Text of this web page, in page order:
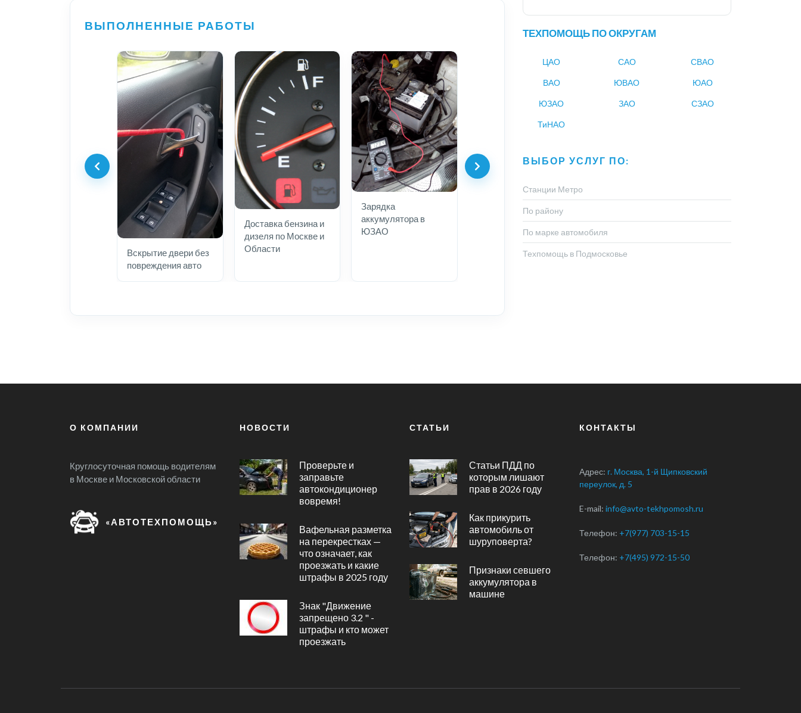
ВЫПОЛНЕННЫЕ РАБОТЫ
Вскрытие двери без
повреждения авто
Доставка бензина и
дизеля по Москве и
Области
Зарядка
аккумулятора в
ЮЗАО
ТЕХПОМОЩЬ ПО ОКРУГАМ
ЦАО САО СВАО
ВАО ЮВАО ЮАО
ЮЗАО ЗАО СЗАО
ТиНАО
ВЫБОР УСЛУГ ПО:
Станции Метро
По району
По марке автомобиля
Техпомощь в Подмосковье
О КОМПАНИИ
Круглосуточная помощь водителям
в Москве и Московской области
«АВТОТЕХПОМОЩЬ»
НОВОСТИ
Проверьте и
заправьте
автокондиционер
вовремя!
Вафельная разметка
на перекрестках —
что означает, как
проезжать и какие
штрафы в 2025 году
Знак "Движение
запрещено 3.2 " -
штрафы и кто может
проезжать
СТАТЬИ
Статьи ПДД по
которым лишают
прав в 2026 году
Как прикурить
автомобиль от
шуруповерта?
Признаки севшего
аккумулятора в
машине
КОНТАКТЫ
Адрес: г. Москва, 1-й Щипковский
переулок, д. 5
E-mail: info@avto-tekhpomosh.ru
Телефон: +7(977) 703-15-15
Телефон: +7(495) 972-15-50